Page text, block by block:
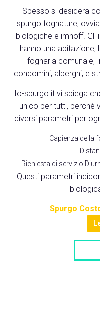
Spesso si desidera
spurgo fognature,
biologiche e imhoff.
hanno una
fognaria comunale,
condomini, alberghi, e
Io-spurgo.it vi spiega
unico per tutti, perché
diversi parametri per
Capienza della
Richiesta di servizio
Questi parametri
Spurgo